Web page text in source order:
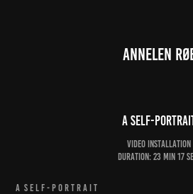
ANNELEN
A Self-
Video installation
Duration: 23 min 17
A S E L F - P O R T R A I T